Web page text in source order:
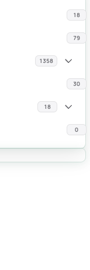
18
79
1358
30
18
0